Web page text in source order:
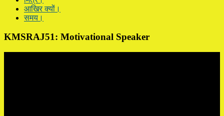
आखिर क्यों।
समय।
KMSRAJ51: Motivational Speaker